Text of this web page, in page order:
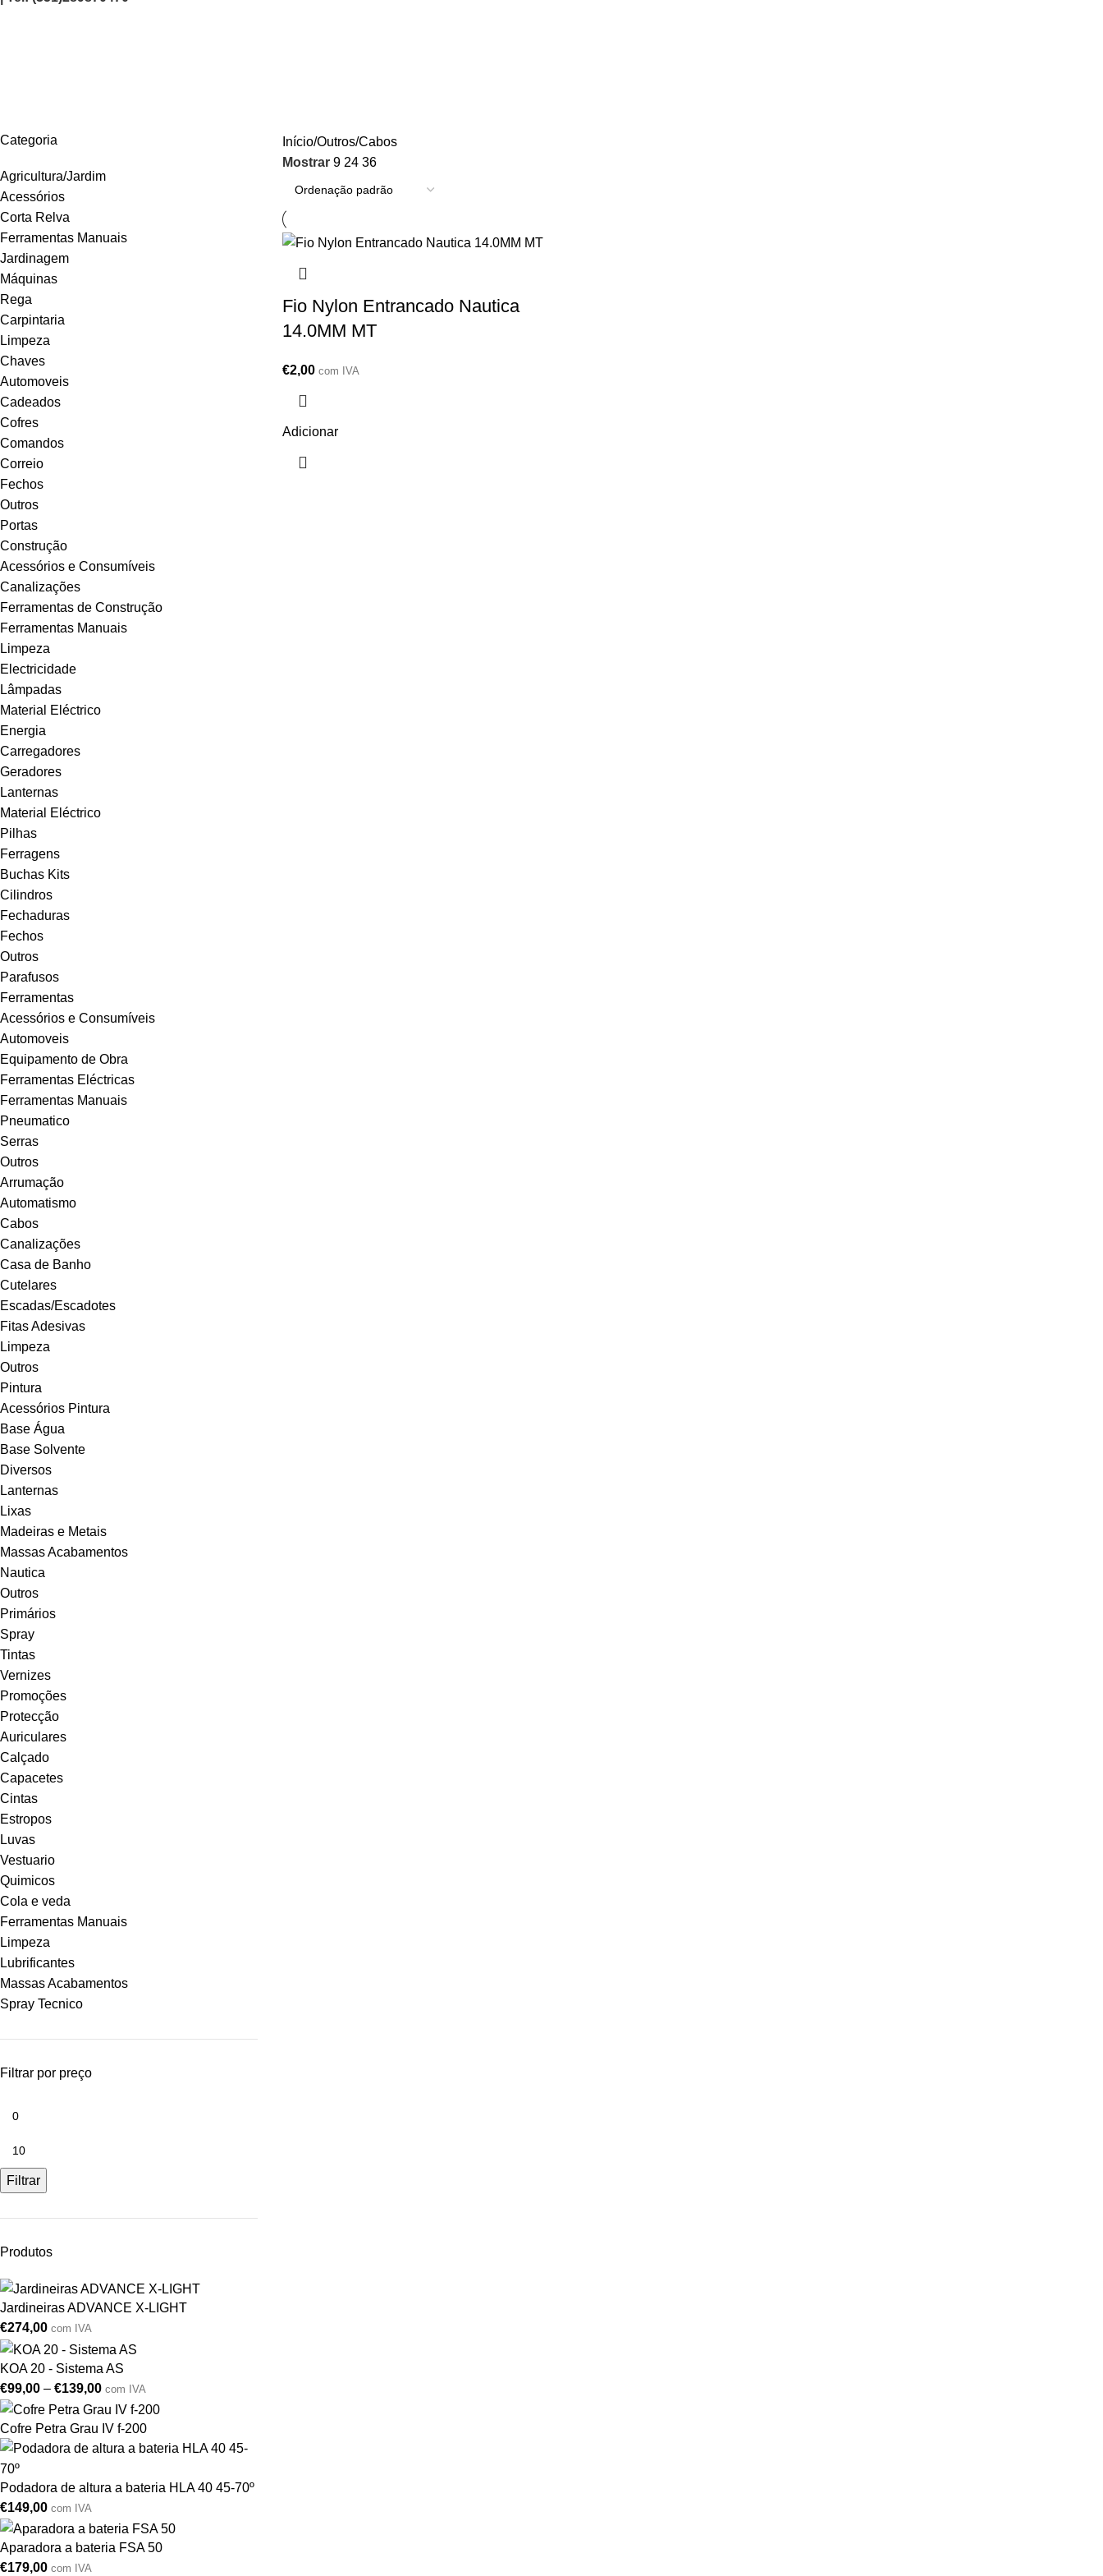
Categoria
Agricultura/Jardim
Acessórios
Corta Relva
Ferramentas Manuais
Jardinagem
Máquinas
Rega
Carpintaria
Limpeza
Chaves
Automoveis
Cadeados
Cofres
Comandos
Correio
Fechos
Outros
Portas
Construção
Acessórios e Consumíveis
Canalizações
Ferramentas de Construção
Ferramentas Manuais
Limpeza
Electricidade
Lâmpadas
Material Eléctrico
Energia
Carregadores
Geradores
Lanternas
Material Eléctrico
Pilhas
Ferragens
Buchas Kits
Cilindros
Fechaduras
Fechos
Outros
Parafusos
Ferramentas
Acessórios e Consumíveis
Automoveis
Equipamento de Obra
Ferramentas Eléctricas
Ferramentas Manuais
Pneumatico
Serras
Outros
Arrumação
Automatismo
Cabos
Canalizações
Casa de Banho
Cutelares
Escadas/Escadotes
Fitas Adesivas
Limpeza
Outros
Pintura
Acessórios Pintura
Base Água
Base Solvente
Diversos
Lanternas
Lixas
Madeiras e Metais
Massas Acabamentos
Nautica
Outros
Primários
Spray
Tintas
Vernizes
Promoções
Protecção
Auriculares
Calçado
Capacetes
Cintas
Estropos
Luvas
Vestuario
Quimicos
Cola e veda
Ferramentas Manuais
Limpeza
Lubrificantes
Massas Acabamentos
Spray Tecnico
Filtrar por preço
Filtrar
Produtos
Jardineiras ADVANCE X-LIGHT
€274,00 com IVA
KOA 20 - Sistema AS
€99,00 – €139,00 com IVA
Cofre Petra Grau IV f-200
Podadora de altura a bateria HLA 40 45-70º
€149,00 com IVA
Aparadora a bateria FSA 50
€179,00 com IVA
Início Outros Cabos
Mostrar 9 24 36
Fio Nylon Entrancado Nautica
14.0MM MT
€2,00 com IVA
Adicionar